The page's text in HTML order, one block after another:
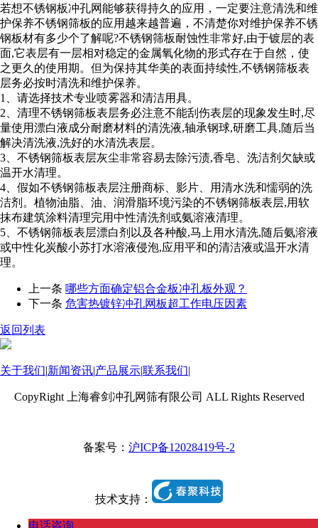
若想不锈钢板冲孔网能够获得持久的应用，一定要注意清洗和维
护保养不锈钢筛板的应用越来越普遍，不清楚你对维护保养不锈
钢板材有多少个了解呢?不锈钢筛板耐蚀性非常好,由于镀层的表
面,它表层有一层相对稳定的金属氧化物的形式存在于自然，使
之更久的使用期。但为保持其华美的表面持续性,不锈钢筛板表
层务必按时清洗和维护保养。
1、请选择技术专业喷雾器和清洁用具。
2、清理不锈钢筛板表层务必注意不能刮伤表层的现象发生时,尽
量使用漂白液成分耐磨材料的清洗液,轴承钢球,研磨工具,随后当
解决清洗液,洗好的水清洗表层。
3、不锈钢筛板表层灰尘非常容易去除污渍,香皂、洗洁剂欠缺或
温开水清理。
4、假如不锈钢筛板表层注册商标、影片、用清水洗和懦弱的洗
洁剂。植物油脂、油、润滑脂环境污染的不锈钢筛板表层,用软
抹布建筑涂料清理完用中性清洗剂或氨溶液清理。
5、不锈钢筛板表层漂白剂以及各种酸,马上用水清洗,随后氨溶液
或中性化炭酸小苏打水溶液侵泡,应用平和的清洁液或温开水清
理。
上一条 哪些方面确定铝合金板冲孔板外观？
下一条 危害热镀锌冲孔网板超工作电压因素
返回列表
关于我们|新闻资讯|产品展示|联系我们|
CopyRight 上海睿剑冲孔网筛有限公司 ALL Rights Reserved
备案号： 沪ICP备12028419号-2
技术支持：
电话咨询